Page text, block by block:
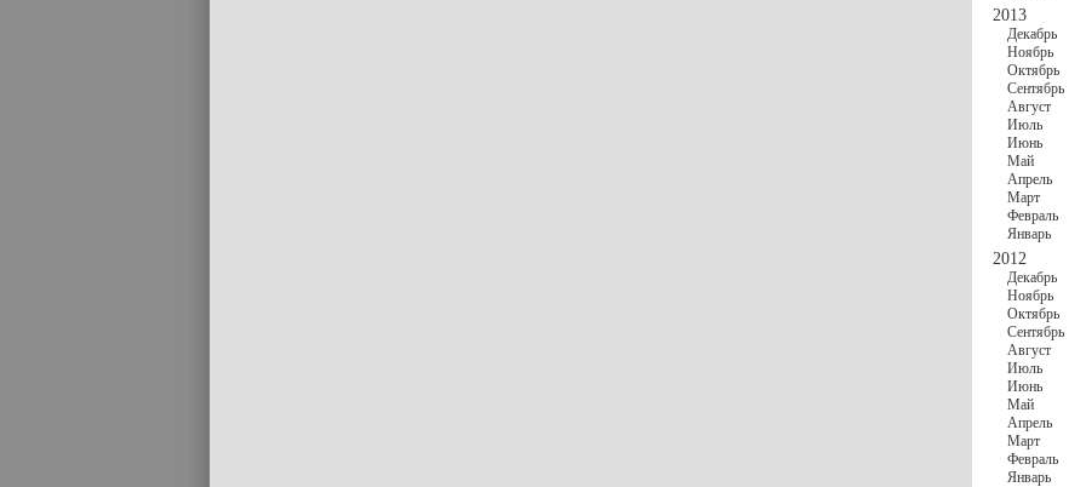
2013
Декабрь
Ноябрь
Октябрь
Сентябрь
Август
Июль
Июнь
Май
Апрель
Март
Февраль
Январь
2012
Декабрь
Ноябрь
Октябрь
Сентябрь
Август
Июль
Июнь
Май
Апрель
Март
Февраль
Январь